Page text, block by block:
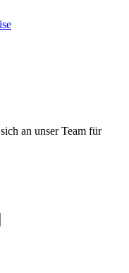
an unser Team für